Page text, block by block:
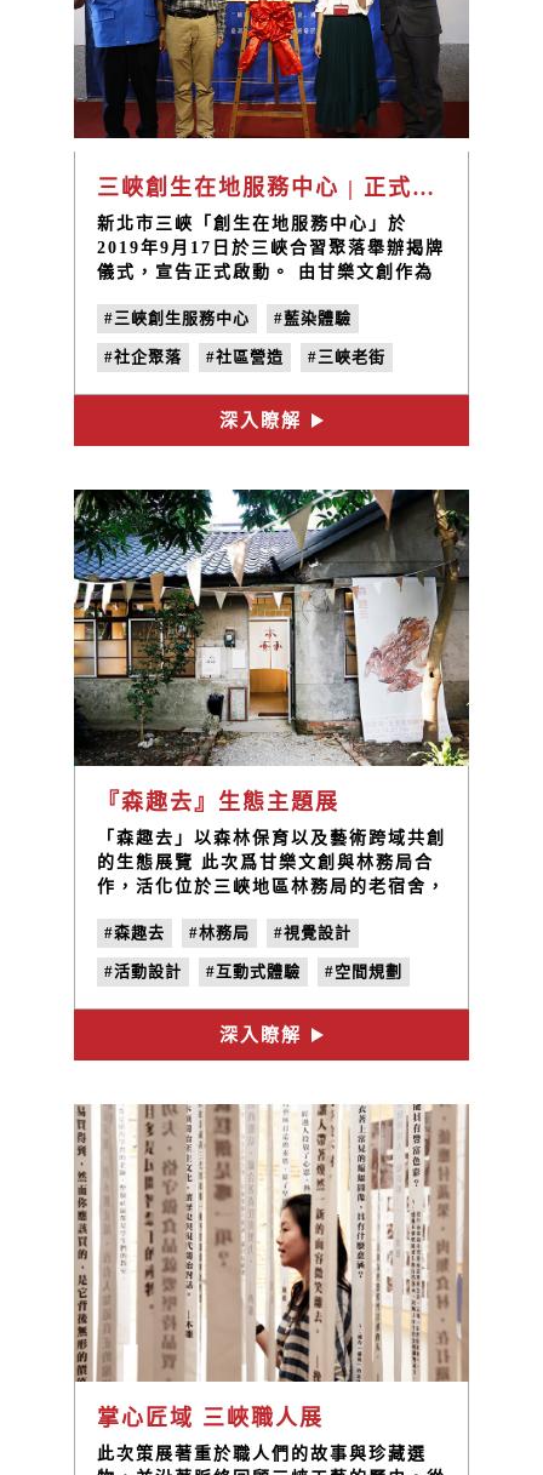
三峽創生在地服務中心 | 正式啟動
新北市三峽「創生在地服務中心」於
2019年9月17日於三峽合習聚落舉辦揭牌
儀式，宣告正式啟動。 由甘樂文創作為
量與整合力並且串連三峽文化核心單位與
數十位傳統工藝職人、青年返鄉創業店家
夥伴、在地學術研究大學、社區關懷據
點，組織一個社區多方面領域的在地產業
#三峽創生服務中心 #藍染體驗
#社企聚落 #社區營造 #三峽老街
深入瞭解
『森趣去』生態主題展
「森趣去」以森林保育以及藝術跨域共創
的生態展覽 此次爲甘樂文創與林務局合
作，活化位於三峽地區林務局的老宿舍，
策展設計、空間規劃設計、活動設計一直
到主視覺設計都由甘樂文創的設計團隊共
同打造。此次展覽以生物多樣性與文化工
藝的跨界創作為主軸，並且邀請五位藝術
家以及生態保育團隊將想要傳達理念帶入
這次的展覽中！
#森趣去 #林務局 #視覺設計
#活動設計 #互動式體驗 #空間規劃
#策展規劃 #地方創生 #社區營造
#教材設計
深入瞭解
掌心匠域 三峽職人展
此次策展著重於職人們的故事與珍藏選